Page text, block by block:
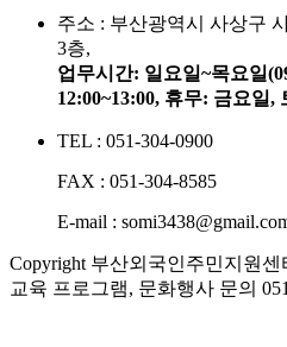
주소 : 부산광역시 사상구
3층,
업무시간: 일요일~목요일
12:00~13:00, 휴무: 금요일,
TEL : 051-304-0900
FAX : 051-304-8585
E-mail :
Copyright 부산외국인주민지원센
교육 프로그램, 문화행사 문의